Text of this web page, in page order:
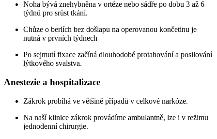
Noha bývá znehybněna v ortéze nebo sádře po dobu 3 až 6
týdnů pro srůst tkání.
Chůze o berlích bez došlapu na operovanou končetinu je
nutná v prvních týdnech
Po sejmutí fixace začíná dlouhodobé protahování a posilování
lýtkového svalstva.
Anestezie a hospitalizace
Zákrok probíhá ve většině případů v celkové narkóze.
Na naší klinice zákrok provádíme ambulantně, lze i v režimu
jednodenní chirurgie.